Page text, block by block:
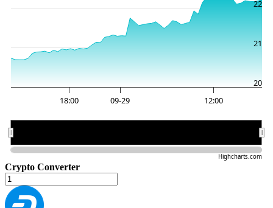
18:00 09-29 12:00
20
21
22
Highcharts.com
Crypto Converter